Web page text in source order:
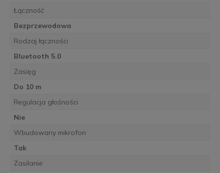
Łączność
Bezprzewodowa
Rodzaj łączności
Bluetooth 5.0
Zasięg
Do 10 m
Regulacja głośności
Nie
Wbudowany mikrofon
Tak
Zasilanie